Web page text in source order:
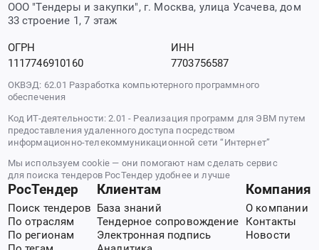
ООО "Тендеры и закупки", г. Москва, улица Усачева, дом
33 строение 1, 7 этаж
ОГРН
1117746910160
ИНН
7703756587
ОКВЭД: 62.01 Разработка компьютерного программного
обеспечения
Код ИТ-деятельности: 2.01 - Реализация программ для ЭВМ путем
предоставления удаленного доступа посредством
информационно-телекоммуникационной сети “Интернет”
Мы используем cookie — они помогают нам сделать сервис
для поиска тендеров РосТендер удобнее и лучше
РосТендер
Поиск тендеров
По отраслям
По регионам
Клиентам
База знаний
Тендерное сопровождение
Электронная подпись
Компания
О компании
Контакты
Новости